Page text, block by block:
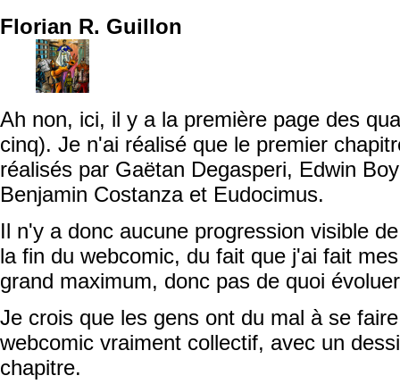
Florian R. Guillon
Ah non, ici, il y a la première page des
cinq). Je n'ai réalisé que le premier
réalisés par Gaëtan Degasperi, Edwin
Benjamin Costanza et Eudocimus.
Il n'y a donc aucune progression visible
la fin du webcomic, du fait que j'ai fait
grand maximum, donc pas de quoi
Je crois que les gens ont du mal à se
webcomic vraiment collectif, avec un
chapitre.